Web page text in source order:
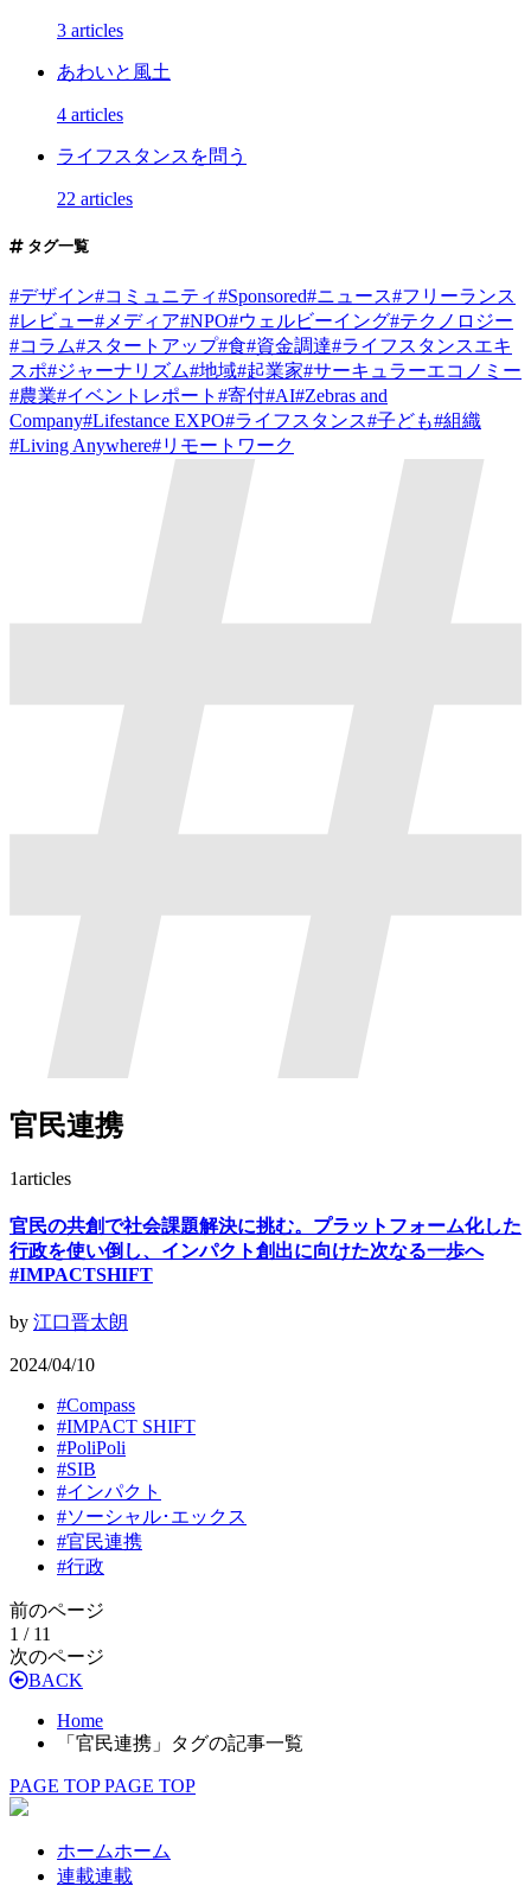
3 articles
あわいと風土
4 articles
ライフスタンスを問う
22 articles
タグ一覧
#デザイン#コミュニティ#Sponsored#ニュース#フリーランス
#レビュー# メディア#NPO#ウェルビーイング#テクノロジー
#コラム#スタートアップ#食#資金調達#ライフスタンスエキ
スポ#ジャーナリズム#地域#起業家#サーキュラーエコノミー
#農業#イベントレポート #寄付#AI#Zebras and
Company#Lifestance EXPO#ライフスタンス#子ども#組織
#Living Anywhere#リモートワーク
官民連携
1articles
官民の共創で社会課題解決に挑む。プラットフォーム化した
行政を使い倒し、インパクト創出に向けた次なる一歩へ
#IMPACTSHIFT
by 江口晋太朗
2024/04/10
#Compass
#IMPACT SHIFT
#PoliPoli
#SIB
#インパクト
#ソーシャル･エックス
#官民連携
#行政
前のページ
1 / 11
次のページ
BACK
Home
「官民連携」タグの記事一覧
PAGE TOP PAGE TOP
ホームホーム
連載連載